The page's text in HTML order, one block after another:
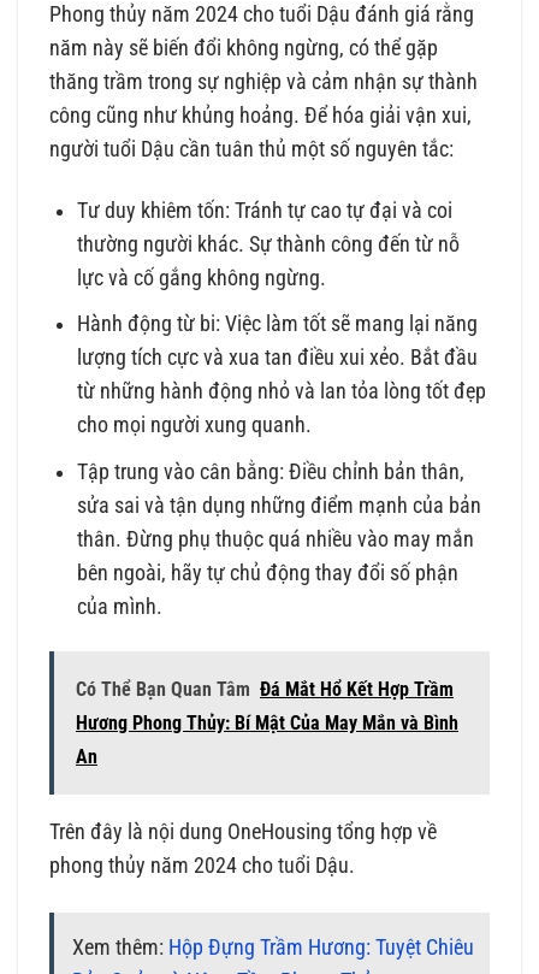
Phong thủy năm 2024 cho tuổi Dậu đánh giá rằng
năm này sẽ biến đổi không ngừng, có thể gặp
thăng trầm trong sự nghiệp và cảm nhận sự thành
công cũng như khủng hoảng. Để hóa giải vận xui,
người tuổi Dậu cần tuân thủ một số nguyên tắc:
Tư duy khiêm tốn: Tránh tự cao tự đại và coi
thường người khác. Sự thành công đến từ nỗ
lực và cố gắng không ngừng.
Hành động từ bi: Việc làm tốt sẽ mang lại năng
lượng tích cực và xua tan điều xui xẻo. Bắt đầu
từ những hành động nhỏ và lan tỏa lòng tốt đẹp
cho mọi người xung quanh.
Tập trung vào cân bằng: Điều chỉnh bản thân,
sửa sai và tận dụng những điểm mạnh của bản
thân. Đừng phụ thuộc quá nhiều vào may mắn
bên ngoài, hãy tự chủ động thay đổi số phận
của mình.
Có Thể Bạn Quan Tâm Đá Mắt Hổ Kết Hợp Trầm
Hương Phong Thủy: Bí Mật Của May Mắn và Bình
An
Trên đây là nội dung OneHousing tổng hợp về
phong thủy năm 2024 cho tuổi Dậu.
Xem thêm: Hộp Đựng Trầm Hương: Tuyệt Chiêu